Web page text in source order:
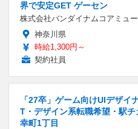
界で安定GET ゲーセン
株式会社バンダイナムコアミュ
神奈川県
時給1,300円～
契約社員
「27卒」ゲーム向けUIデザイ
T・デザイン系転職希望・駅
幸町1丁目